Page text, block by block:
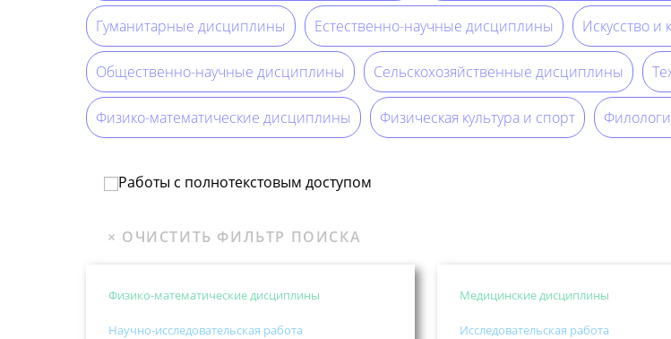
Гуманитарные дисциплины Естественно-научные дисциплины Искусство и
Общественно-научные дисциплины Сельскохозяйственные дисциплины
Физико-математические дисциплины Физическая культура и спорт
Работы с полнотекстовым доступом
Физико-математические дисциплины
Научно-исследовательская работа
Медицинские дисциплины
Исследовательская работа